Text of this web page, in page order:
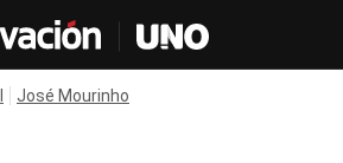
José Mourinho